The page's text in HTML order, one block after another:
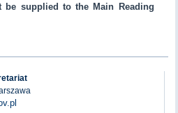
supplied to the Main Reading